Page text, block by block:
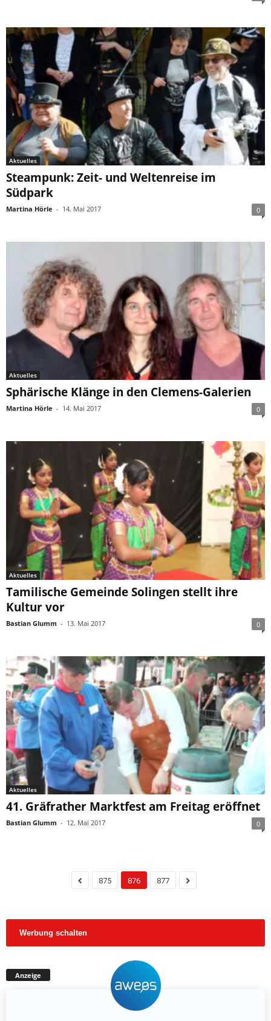
Aktuelles
Steampunk: Zeit- und Weltenreise im
Südpark
Martina Hörle - 14. Mai 2017 0
Aktuelles
Sphärische Klänge in den Clemens-Galerien
Martina Hörle - 14. Mai 2017 0
Aktuelles
Tamilische Gemeinde Solingen stellt ihre
Kultur vor
Bastian Glumm - 13. Mai 2017 0
Aktuelles
41. Gräfrather Marktfest am Freitag eröffnet
Bastian Glumm - 12. Mai 2017 0
875 876 877
Werbung schalten
Anzeige